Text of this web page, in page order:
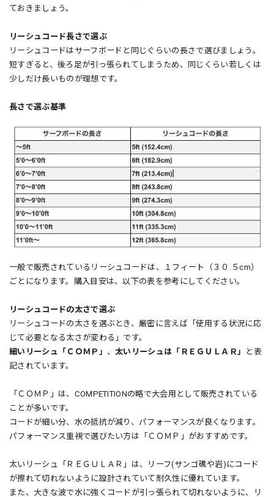
ておきましょう。
リーシュコード長さで選ぶ
リーシュコードはサーフボードと同じぐらいの長さで選びましょう。
短すぎると、後ろ足が引っ張られてしまうため、同じくらい若しくは
少しだけ長いものが理想です。
長さで選ぶ基準
一般で販売されているリーシュコードは、１フィート（３０.５cm）
ごとになります。購入目安は、以下の表を参考にしてください。
リーシュコードの太さで選ぶ
リーシュコードの太さを選ぶとき、厳密に言えば「使用する状況に応
じて必要となる太さが変わる」です。
細いリーシュ「ＣＯＭＰ」 、太いリーシュは「ＲＥＧＵＬＡＲ」
と表
記されています。
「ＣＯＭＰ」は、COMPETITIONの略で大会用として販売されている
ことが多いです。
コードが細い分、水の抵抗が減り、パフォーマンスが良くなります。
パフォーマンス重視で選びたい方は「ＣＯＭＰ」がおすすめです。
太いリーシュ「ＲＥＧＵＬＡＲ」は、リーフ(サンゴ礁や岩)にコード
が擦れて切れないように設計されていて耐久性に優れています。
また、大きな波で水に強くコードが引っ張られて切れないように、リ